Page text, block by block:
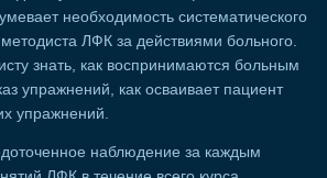
необходимость систематического
ЛФК за действиями больного.
знать, как воспринимаются больным
упражнений, как осваивает пациент
упражнений.
наблюдение за каждым